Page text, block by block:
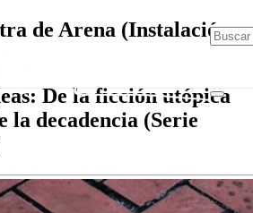
de Arena (Instalación
De la ficción utópica
la decadencia (Serie